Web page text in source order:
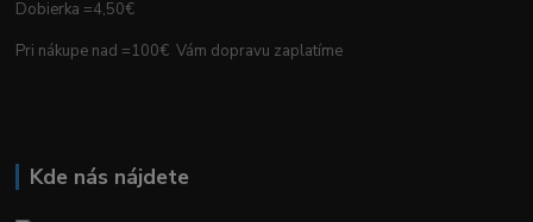
Dobierka =4,50€
Pri nákupe nad =100€ Vám dopravu zaplatíme
Kde nás nájdete